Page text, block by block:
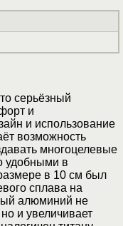
серьёзный
и
и использование
возможность
многоцелевые
удобными в
в 10 см был
сплава на
алюминий не
и увеличивает